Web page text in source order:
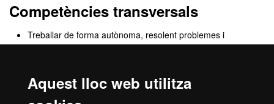
Aquest lloc web utilitza
Competències transversals
Treballar de forma autònoma, resolent problemes i
prenent decisions amb propostes innovadores.
Recollir i valorar de forma crítica informació per a la
resolució de problemes, d'acord amb els mètodes i